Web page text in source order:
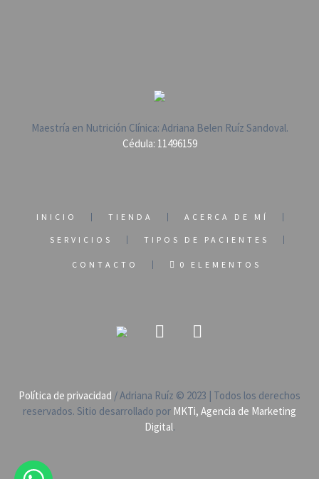
Maestría en Nutrición Clínica: Adriana Belen Ruíz Sandoval.
Cédula: 11496159
INICIO TIENDA ACERCA DE MÍ
SERVICIOS TIPOS DE PACIENTES
CONTACTO 0 ELEMENTOS
Política de privacidad / Adriana Ruíz © 2023 | Todos los derechos
reservados. Sitio desarrollado por MKTi, Agencia de Marketing
Digital.